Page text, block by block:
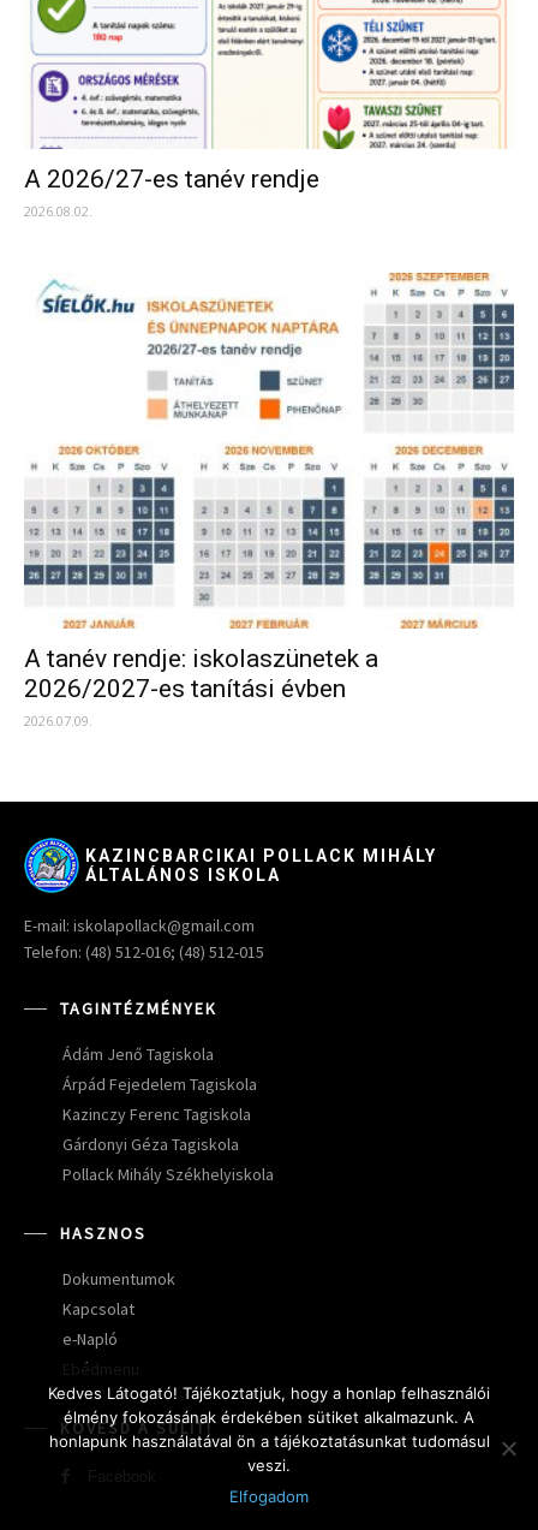
A 2026/27-es tanév rendje
2026.08.02.
A tanév rendje: iskolaszünetek a
2026/2027-es tanítási évben
2026.07.09.
KAZINCBARCIKAI POLLACK MIHÁLY
ÁLTALÁNOS ISKOLA
E-mail: iskolapollack@gmail.com
Telefon: (48) 512-016; (48) 512-015
TAGINTÉZMÉNYEK
Ádám Jenő Tagiskola
Árpád Fejedelem Tagiskola
Kazinczy Ferenc Tagiskola
Gárdonyi Géza Tagiskola
Pollack Mihály Székhelyiskola
HASZNOS
Dokumentumok
Kapcsolat
e-Napló
Ebédmenü
KÖVESD A SULIT!
Kedves Látogató! Tájékoztatjuk, hogy a honlap felhasználói
élmény fokozásának érdekében sütiket alkalmazunk. A
honlapunk használatával ön a tájékoztatásunkat tudomásul
veszi.
Elfogadom